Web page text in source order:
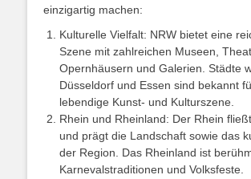
einzigartig machen:
Kulturelle Vielfalt: NRW bietet eine
Szene mit zahlreichen Museen,
Opernhäusern und Galerien. Städte
Düsseldorf und Essen sind bekannt
lebendige Kunst- und Kulturszene.
Rhein und Rheinland: Der Rhein
und prägt die Landschaft sowie das
der Region. Das Rheinland ist
Karnevalstraditionen und Volksfeste.